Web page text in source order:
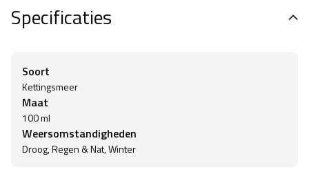
Specificaties
Soort
Kettingsmeer
Maat
100 ml
Weersomstandigheden
Droog, Regen & Nat, Winter